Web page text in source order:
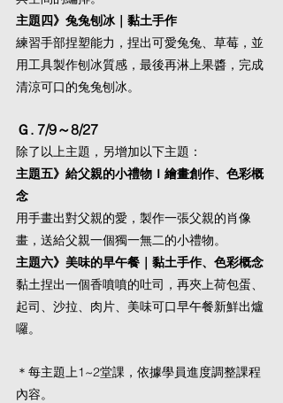
主題四》兔兔刨冰｜黏土手作
練習手部捏塑能力，捏出可愛兔兔、草莓，並
用工具製作刨冰質感，最後再淋上果醬，完成
清涼可口的兔兔刨冰。
Ｇ. 7/9～8/27
除了以上主題，另增加以下主題：
主題五》給父親的小禮物Ｉ繪畫創作、色彩概
念
用手畫出對父親的愛，製作一張父親的肖像
畫，送給父親一個獨一無二的小禮物。
主題六》美味的早午餐｜黏土手作、色彩概念
黏土捏出一個香噴噴的吐司，再夾上荷包蛋、
起司、沙拉、肉片、美味可口早午餐新鮮出爐
囉。
＊每主題上1~2堂課，依據學員進度調整課程
內容。